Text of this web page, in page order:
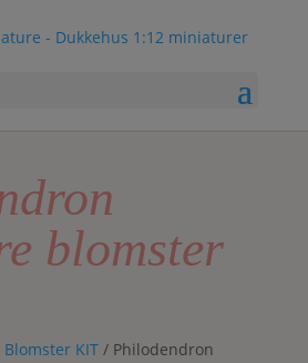
blomster
Blomster KIT / Philodendron